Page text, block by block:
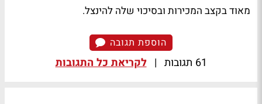
מאוד בקצב המכירות ובסיכוי שלה להינצל.
הוספת תגובה
61 תגובות | לקריאת כל התגובות